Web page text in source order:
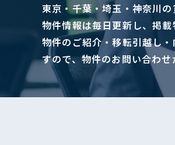
東京・千葉・埼玉・神奈川
物件情報は毎日更新し、掲
物件のご紹介・移転引越し
すので、物件のお問い合わ